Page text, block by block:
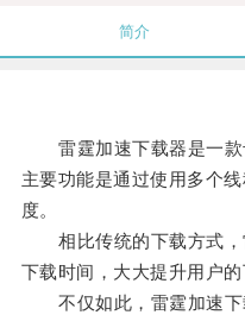
简介
雷霆加速下载器是一款
主要功能是通过使用多个
度。
相比传统的下载方式，
下载时间，大大提升用户的
不仅如此，雷霆加速下